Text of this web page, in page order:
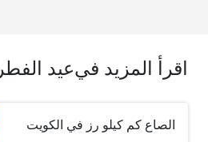
اقرأ المزيد فيعيد الفطر
الصاع كم كيلو رز في الكويت